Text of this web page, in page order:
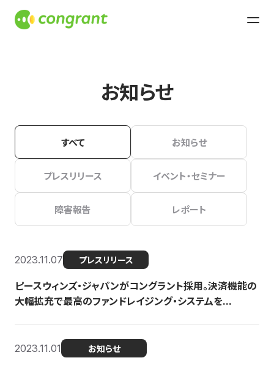
お知らせ
すべて お知らせ
プレスリリース イベント・セミナー
障害報告 レポート
2023.11.07 プレスリリース
ピースウィンズ・ジャパンがコングラント採用。決済機能の
大幅拡充で最高のファンドレイジング・システムを...
2023.11.01 お知らせ